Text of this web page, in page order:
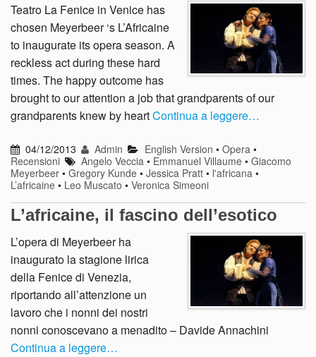
Teatro La Fenice in Venice has
chosen Meyerbeer ‘s L’Africaine
to inaugurate its opera season. A
reckless act during these hard
times. The happy outcome has
brought to our attention a job that grandparents of our
grandparents knew by heartContinua a leggere…
04/12/2013 Admin English Version • Opera •
Recensioni
Angelo Veccia • Emmanuel Villaume •Giacomo
Meyerbeer • Gregory Kunde • Jessica Pratt • l'africana •
L’africaine • Leo Muscato • Veronica Simeoni
L’africaine, il fascino dell’esotico
L’opera di Meyerbeer ha
inaugurato la stagione lirica
della Fenice di Venezia,
riportando all’attenzione un
lavoro che i nonni dei nostri
nonni conoscevano a menadito – Davide Annachini
Continua a leggere…